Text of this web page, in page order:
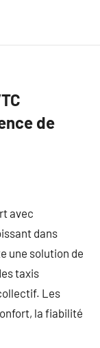
de
avec
dans
une solution de
taxis
Les
la fiabilité